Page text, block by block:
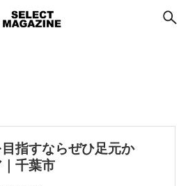
目指すならぜひ足元か
千葉市